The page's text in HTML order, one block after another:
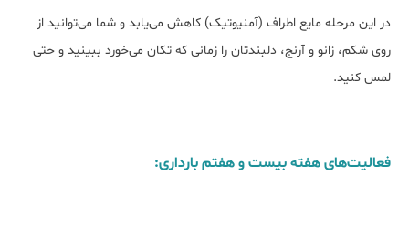
در این مرحله مایع اطراف (آمنیوتیک) کاهش می‌یابد و شما می‌توانید از
روی شکم، زانو و آرنج، دلبندتان را زمانی که تکان می‌خورد ببینید و حتی
لمس کنید.
فعالیت‌های هفته بیست و هفتم بارداری: